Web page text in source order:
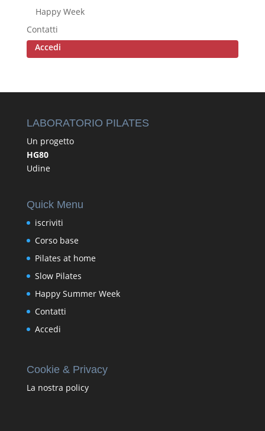
Happy Week
Contatti
Accedi
LABORATORIO PILATES
Un progetto
HG80
Udine
Quick Menu
iscriviti
Corso base
Pilates at home
Slow Pilates
Happy Summer Week
Contatti
Accedi
Cookie & Privacy
La nostra policy